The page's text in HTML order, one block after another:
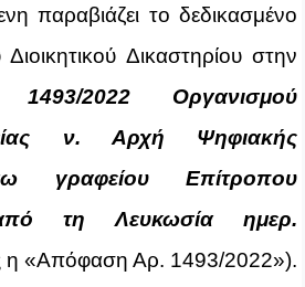
παραβιάζει το δεδικασμένο
Δικαστηρίου στην
2022 Οργανισμού
ν. Αρχή Ψηφιακής
γραφείου Επίτροπου
τη Λευκωσία ημερ.
η «Απόφαση Αρ. 1493/2022»).